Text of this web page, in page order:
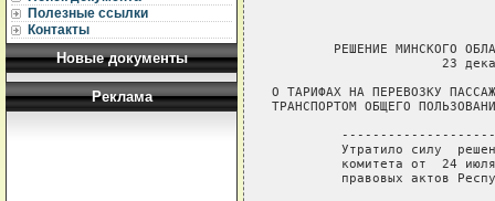
Полезные ссылки
Контакты
Новые документы
Реклама
РЕШЕНИЕ МИНСКОГО
23
О ТАРИФАХ НА ПЕРЕВОЗКУ
ТРАНСПОРТОМ ОБЩЕГО
Утратило силу
комитета от  24
правовых актов